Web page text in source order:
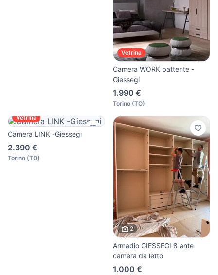
Vetrina
Camera WORK battente -
Giessegi
1.990 €
Torino (TO)
Vetrina
Camera LINK -Giessegi
2.390 €
Torino (TO)
2
Armadio GIESSEGI 8 ante
camera da letto
1.000 €